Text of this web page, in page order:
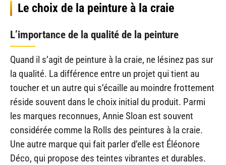
Le choix de la peinture à la craie
L’importance de la qualité de la peinture
Quand il s’agit de peinture à la craie, ne lésinez pas sur
la qualité. La différence entre un projet qui tient au
toucher et un autre qui s’écaille au moindre frottement
réside souvent dans le choix initial du produit. Parmi
les marques reconnues, Annie Sloan est souvent
considérée comme la Rolls des peintures à la craie.
Une autre marque qui fait parler d’elle est Éléonore
Déco, qui propose des teintes vibrantes et durables.